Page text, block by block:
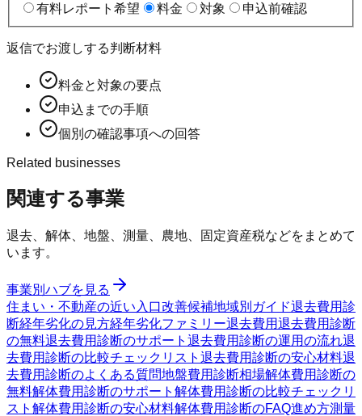
有料レポート希望
料金 対象 申込前確認
返信でお渡しする判断材料
料金と対象の要点
申込までの手順
個別の確認事項への回答
Related businesses
関連する事業
退去、解体、地盤、測量、農地、固定資産税などをまとめて
います。
事業別ハブを見る
住まい・不動産の近い入口改善候補地域別ガイド退去費用診
断経年劣化の見方経年劣化ファミリー退去費用退去費用診断
の無料退去費用診断のサポート 退去費用診断の運用の流れ退
去費用診断の比較チェックリスト 退去費用診断の安心材料退
去費用診断のよくある質問地盤費用診断相場解体費用診断の
無料解体費用診断のサポート 解体費用診断の比較チェックリ
スト 解体費用診断の安心材料解体費用診断のFAQ進め方測量